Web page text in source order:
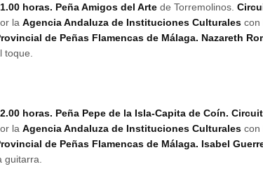
horas. Peña Amigos del Arte de Torremolinos.
laAgencia Andaluza de Instituciones Culturalescon
de Peñas Flamencas de Málaga. Nazareth
toque.
horas. Peña Pepe de la Isla-Capita de Coín.
laAgencia Andaluza de Instituciones Culturalescon
de Peñas Flamencas de Málaga. Isabel
guitarra.